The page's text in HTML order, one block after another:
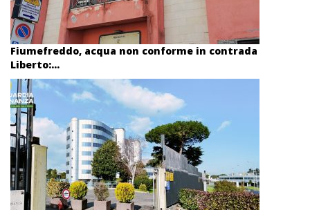
Fiumefreddo, acqua non conforme in contrada
Liberto:...